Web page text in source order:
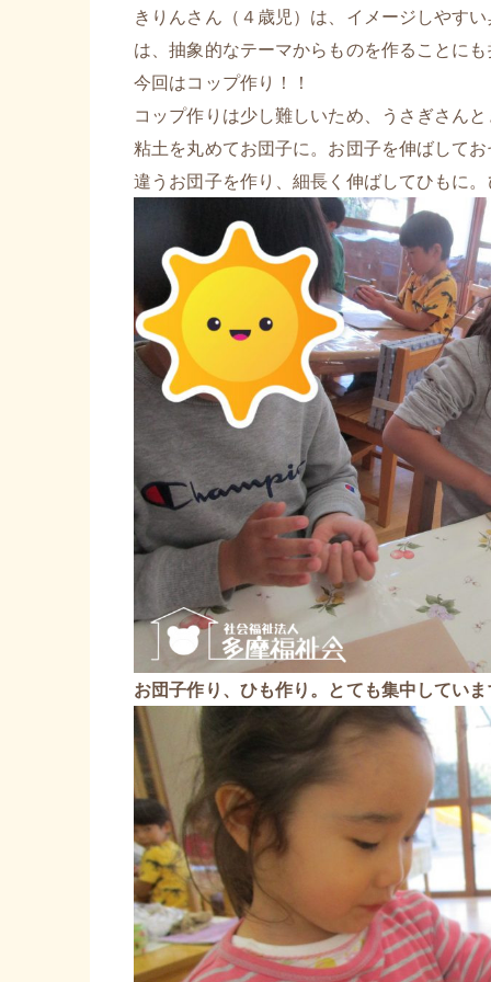
きりんさん（４歳児）は、イメージしやす
は、抽象的なテーマからものを作ることに
今回はコップ作り！！
コップ作りは少し難しいため、うさぎさん
粘土を丸めてお団子に。お団子を伸ばして
違うお団子を作り、細長く伸ばしてひもに
お団子作り、ひも作り。とても集中していま